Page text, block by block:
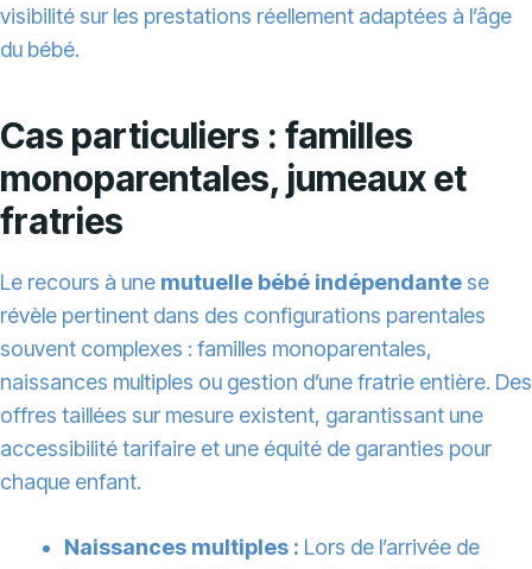
visibilité sur les prestations réellement adaptées à l’âge
du bébé.
Cas particuliers : familles
monoparentales, jumeaux et
fratries
Le recours à une mutuelle bébé indépendante se
révèle pertinent dans des configurations parentales
souvent complexes : familles monoparentales,
naissances multiples ou gestion d’une fratrie entière. Des
offres taillées sur mesure existent, garantissant une
accessibilité tarifaire et une équité de garanties pour
chaque enfant.
Naissances multiples : Lors de l’arrivée de